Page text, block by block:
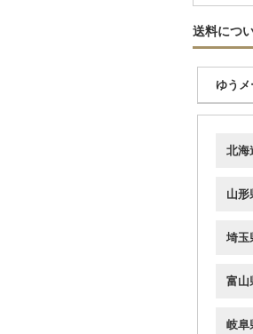
送料につ
ゆうメ
北海
山形
埼玉
富山
岐阜